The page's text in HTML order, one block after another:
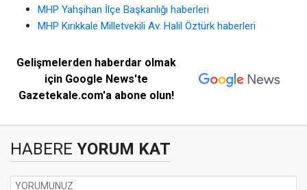
MHP Yahşihan İlçe Başkanlığı haberleri
MHP Kırıkkale Milletvekili Av. Halil Öztürk haberleri
Gelişmelerden haberdar olmak
için Google News'te
Gazetekale.com'a abone olun!
HABERE YORUM KAT